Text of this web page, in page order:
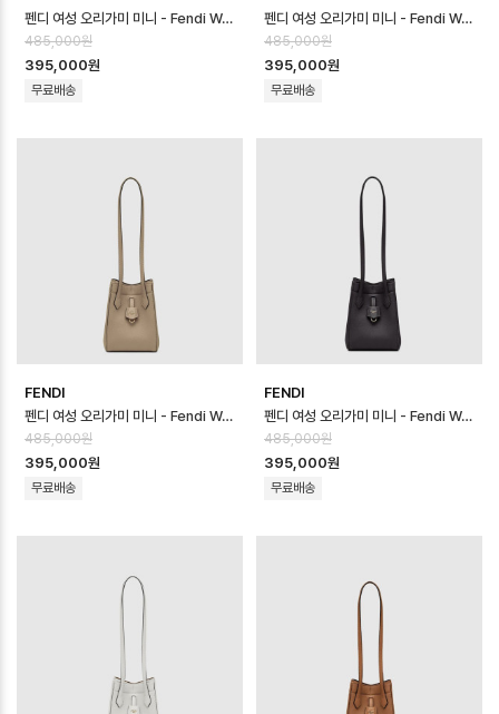
펜디 여성 오리가미 미니 - Fendi Womens Origami Mini - feb170…
485,000원
395,000원
무료배송
펜디 여성 오리가미 미니 - Fendi Womens Origami Mini - feb170…
485,000원
395,000원
무료배송
FENDI
펜디 여성 오리가미 미니 - Fendi Womens Origami Mini - feb170…
485,000원
395,000원
무료배송
FENDI
펜디 여성 오리가미 미니 - Fendi Womens Origami Mini - feb170…
485,000원
395,000원
무료배송